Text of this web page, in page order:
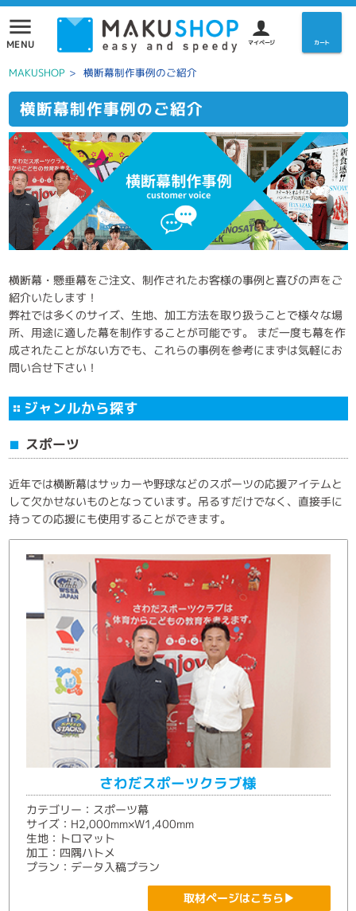
menu
MENU マイページ カート
MAKUSHOP > 横断幕制作事例のご紹介
横断幕制作事例のご紹介
横断幕・懸垂幕をご注文、制作されたお客様の事例と喜びの声をご
紹介いたします！
弊社では多くのサイズ、生地、加工方法を取り扱うことで様々な場
所、用途に適した幕を制作することが可能です。 まだ一度も幕を作
成されたことがない方でも、これらの事例を参考にまずは気軽にお
問い合せ下さい！
ジャンルから探す
■ スポーツ
近年では横断幕はサッカーや野球などのスポーツの応援アイテムと
して欠かせないものとなっています。吊るすだけでなく、直接手に
持っての応援にも使用することができます。
さわだスポーツクラブ様
カテゴリー：スポーツ幕
サイズ：H2,000mm×W1,400mm
生地：トロマット
加工：四隅ハトメ
プラン：データ入稿プラン
取材ページはこちら▶